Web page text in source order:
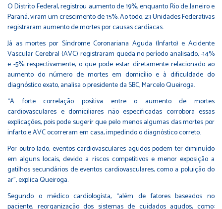
O Distrito Federal, registrou aumento de 19%, enquanto Rio de Janeiro e
Paraná, viram um crescimento de 15%. Ao todo, 23 Unidades Federativas
registraram aumento de mortes por causas cardíacas.
Já as mortes por Síndrome Coronariana Aguda (Infarto) e Acidente
Vascular Cerebral (AVC) registraram queda no período analisado, -14%
e -5% respectivamente, o que pode estar diretamente relacionado ao
aumento do número de mortes em domicílio e à dificuldade do
diagnóstico exato, analisa o presidente da SBC, Marcelo Queiroga.
“A forte correlação positiva entre o aumento de mortes
cardiovasculares e domiciliares não especificadas corrobora essas
explicações, pois pode sugerir que pelo menos algumas das mortes por
infarto e AVC ocorreram em casa, impedindo o diagnóstico correto.
Por outro lado, eventos cardiovasculares agudos podem ter diminuído
em alguns locais, devido a riscos competitivos e menor exposição a
gatilhos secundários de eventos cardiovasculares, como a poluição do
ar”, explica Queiroga.
Segundo o médico cardiologista, “além de fatores baseados no
paciente, reorganização dos sistemas de cuidados agudos, como: